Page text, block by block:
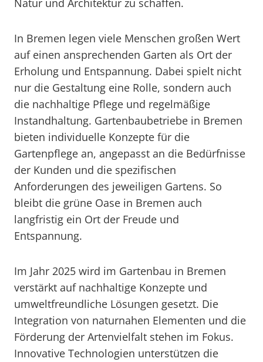
Natur und Architektur zu schaffen.
In Bremen legen viele Menschen großen Wert
auf einen ansprechenden Garten als Ort der
Erholung und Entspannung. Dabei spielt nicht
nur die Gestaltung eine Rolle, sondern auch
die nachhaltige Pflege und regelmäßige
Instandhaltung. Gartenbaubetriebe in Bremen
bieten individuelle Konzepte für die
Gartenpflege an, angepasst an die Bedürfnisse
der Kunden und die spezifischen
Anforderungen des jeweiligen Gartens. So
bleibt die grüne Oase in Bremen auch
langfristig ein Ort der Freude und
Entspannung.
Im Jahr 2025 wird im Gartenbau in Bremen
verstärkt auf nachhaltige Konzepte und
umweltfreundliche Lösungen gesetzt. Die
Integration von naturnahen Elementen und die
Förderung der Artenvielfalt stehen im Fokus.
Innovative Technologien unterstützen die